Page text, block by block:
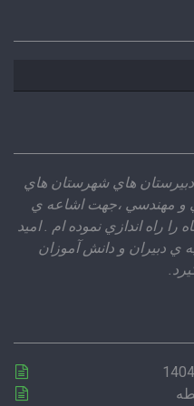
هاي شهرستان هاي
و مهندسي ،‌جهت اشاعه ي
راه اندازي نموده ام . اميد
ي دبيران و دانش آموزان